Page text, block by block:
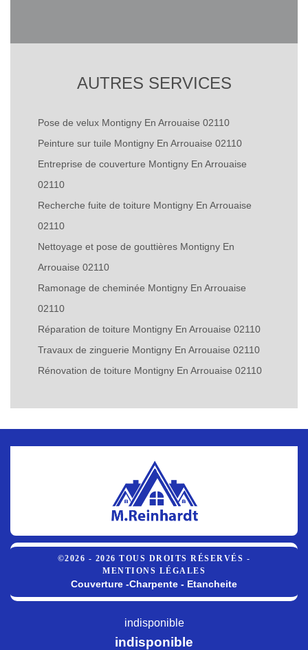
AUTRES SERVICES
Pose de velux Montigny En Arrouaise 02110
Peinture sur tuile Montigny En Arrouaise 02110
Entreprise de couverture Montigny En Arrouaise
02110
Recherche fuite de toiture Montigny En Arrouaise
02110
Nettoyage et pose de gouttières Montigny En
Arrouaise 02110
Ramonage de cheminée Montigny En Arrouaise
02110
Réparation de toiture Montigny En Arrouaise 02110
Travaux de zinguerie Montigny En Arrouaise 02110
Rénovation de toiture Montigny En Arrouaise 02110
©2026 - 2026 TOUS DROITS RÉSERVÉS -
MENTIONS LÉGALES
Couverture -Charpente - Etancheite
indisponible
indisponible